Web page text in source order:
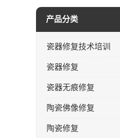
产品分类
瓷器修复技术培训
瓷器修复
瓷器无痕修复
陶瓷佛像修复
陶瓷修复